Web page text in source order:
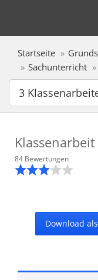
Startseite
Sachunterricht
3
Klassenarbeit
84 Bewertungen
Download